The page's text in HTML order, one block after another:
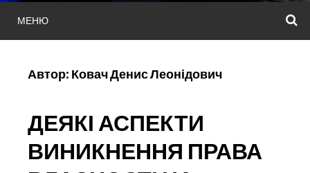
МЕНЮ
Автор: Ковач Денис Леонідович
ДЕЯКІ АСПЕКТИ
ВИНИКНЕННЯ ПРАВА